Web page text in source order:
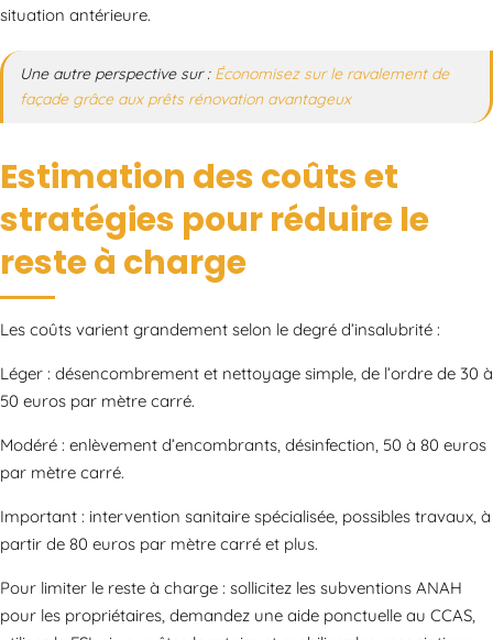
situation antérieure.
Une autre perspective sur : Économisez sur le ravalement de
façade grâce aux prêts rénovation avantageux
Estimation des coûts et
stratégies pour réduire le
reste à charge
Les coûts varient grandement selon le degré d’insalubrité :
Léger : désencombrement et nettoyage simple, de l’ordre de 30 à
50 euros par mètre carré.
Modéré : enlèvement d’encombrants, désinfection, 50 à 80 euros
par mètre carré.
Important : intervention sanitaire spécialisée, possibles travaux, à
partir de 80 euros par mètre carré et plus.
Pour limiter le reste à charge : sollicitez les subventions ANAH
pour les propriétaires, demandez une aide ponctuelle au CCAS,